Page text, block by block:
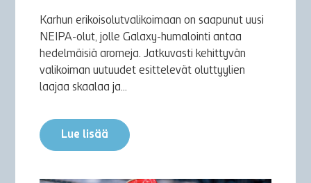
Karhun erikoisolutvalikoimaan on saapunut uusi
NEIPA-olut, jolle Galaxy-humalointi antaa
hedelmäisiä aromeja. Jatkuvasti kehittyvän
valikoiman uutuudet esittelevät oluttyylien
laajaa skaalaa ja...
Lue lisää